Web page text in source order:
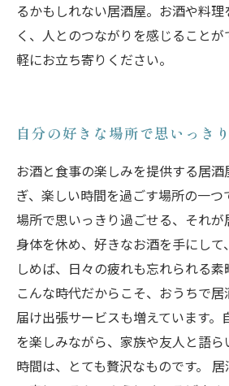
るかもしれない居酒屋。お酒や料
く、人とのつながりを感じること
軽にお立ち寄りください。
自分の好きな場所で思いっき
お酒と食事の楽しみを提供する居
ぎ、楽しい時間を過ごす場所の一つ
場所で思いっきり過ごせる、それが
身体を休め、好きなお酒を手にし
しめば、日々の疲れも忘れられる素
こんな時代だからこそ、おうちで
届け出張サービスも増えています。
を楽しみながら、家族や友人と語
時間は、とても贅沢なものです。